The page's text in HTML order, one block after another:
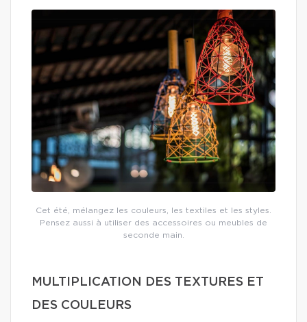
Cet été, mélangez les couleurs, les textiles et les styles.
Pensez aussi à utiliser des accessoires ou meubles de
seconde main.
MULTIPLICATION DES TEXTURES ET
DES COULEURS